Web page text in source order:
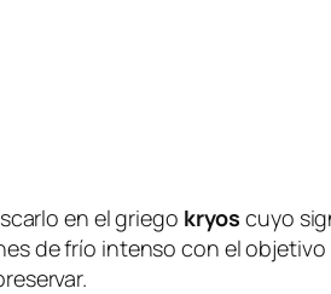
en el griego kryos cuyo
de frío intenso con el objetivo